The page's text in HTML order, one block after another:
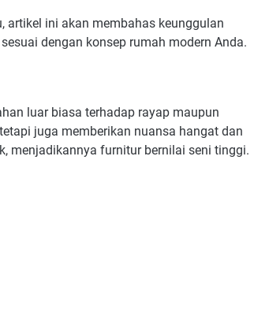
artikel ini akan membahas keunggulan
dengan konsep rumah modern Anda.
luar biasa terhadap rayap maupun
juga memberikan nuansa hangat dan
menjadikannya furnitur bernilai seni tinggi.